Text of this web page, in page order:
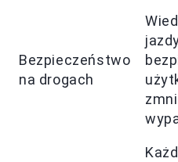
Bezpieczeństwo
na drogach